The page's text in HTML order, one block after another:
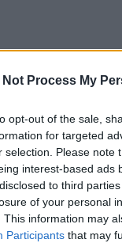
Not Process My
opt-out of the sale,
for targeted
selection. Please note
interest-based ads
to third
of your personal
This information may
Participants that may